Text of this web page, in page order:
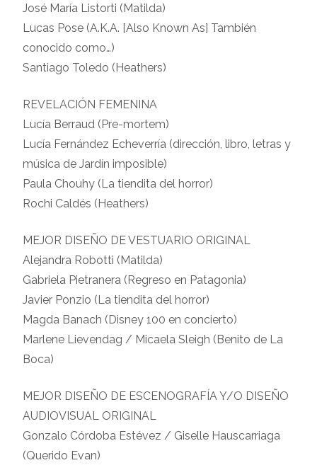
José María Listorti (Matilda)
Lucas Pose (A.K.A. [Also Known As] También
conocido como…)
Santiago Toledo (Heathers)
REVELACIÓN FEMENINA
Lucía Berraud (Pre-mortem)
Lucía Fernández Echeverría (dirección, libro, letras y
música de Jardín imposible)
Paula Chouhy (La tiendita del horror)
Rochi Caldés (Heathers)
MEJOR DISEÑO DE VESTUARIO ORIGINAL
Alejandra Robotti (Matilda)
Gabriela Pietranera (Regreso en Patagonia)
Javier Ponzio (La tiendita del horror)
Magda Banach (Disney 100 en concierto)
Marlene Lievendag / Micaela Sleigh (Benito de La
Boca)
MEJOR DISEÑO DE ESCENOGRAFÍA Y/O DISEÑO
AUDIOVISUAL ORIGINAL
Gonzalo Córdoba Estévez / Giselle Hauscarriaga
(Querido Evan)